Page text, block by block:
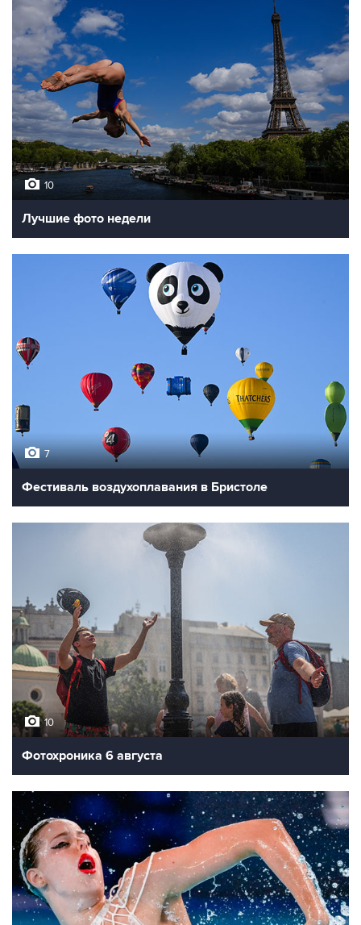
10
Лучшие фото недели
7
Фестиваль воздухоплавания в Бристоле
10
Фотохроника 6 августа